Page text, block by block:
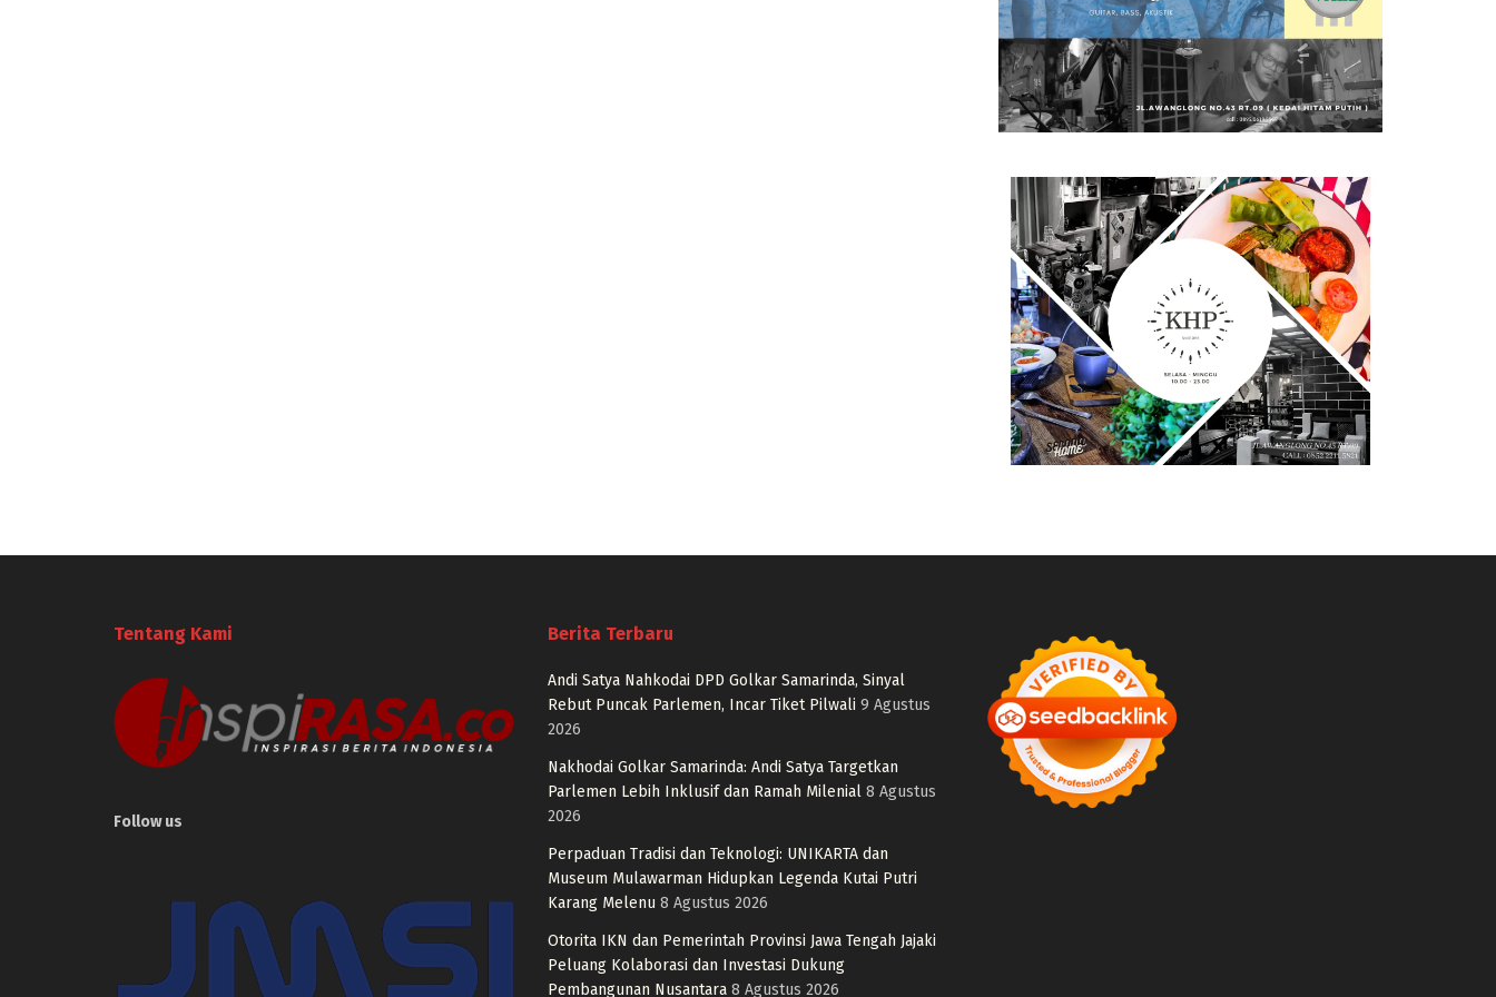
Tentang Kami
Follow us
Berita Terbaru
Andi Satya Nahkodai DPD Golkar Samarinda, Sinyal
Rebut Puncak Parlemen, Incar Tiket Pilwali 9 Agustus
2026
Nakhodai Golkar Samarinda: Andi Satya Targetkan
Parlemen Lebih Inklusif dan Ramah Milenial 8 Agustus
2026
Perpaduan Tradisi dan Teknologi: UNIKARTA dan
Museum Mulawarman Hidupkan Legenda Kutai Putri
Karang Melenu 8 Agustus 2026
Otorita IKN dan Pemerintah Provinsi Jawa Tengah Jajaki
Peluang Kolaborasi dan Investasi Dukung
Pembangunan Nusantara 8 Agustus 2026